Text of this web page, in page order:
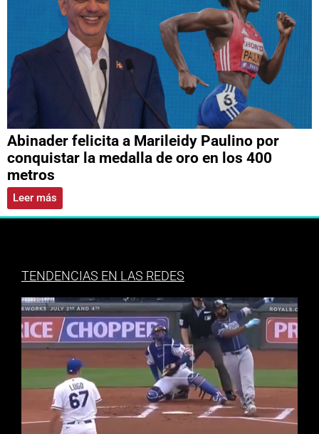
Abinader felicita a Marileidy Paulino por
conquistar la medalla de oro en los 400
metros
Leer más
TENDENCIAS EN LAS REDES